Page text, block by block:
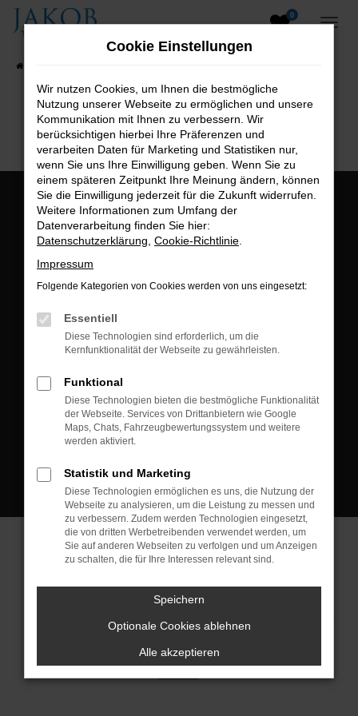
Zum
0
B2B-Shop
Öffnungszeiten:
Montag bis Freitag:
Postadresse:
Kontakt:
Tel.: +49 3745 760 90 20
Fax: +49 3745 760 90 21
Mail: fj@jakob-trading.com
Cookie Einstellungen
© 2026 Jakob Trading GmbH | Neustädter Straße 1 | DE-08223
Neustadt/Vogtland | fj@jakob-trading.com | Webdesign by audaris.de
Cookie Einstellungen
Wir nutzen Cookies, um Ihnen die bestmögliche
Nutzung unserer Webseite zu ermöglichen und unsere
Kommunikation mit Ihnen zu verbessern. Wir
berücksichtigen hierbei Ihre Präferenzen und
verarbeiten Daten für Marketing und Statistiken nur,
wenn Sie uns Ihre Einwilligung geben. Wenn Sie zu
einem späteren Zeitpunkt Ihre Meinung ändern, können
Sie die Einwilligung jederzeit für die Zukunft widerrufen.
Weitere Informationen zum Umfang der
Datenverarbeitung finden Sie hier:
Datenschutzerklärung Cookie-Richtlinie
Impressum
Folgende Kategorien von Cookies werden von uns eingesetzt:
Essentiell
Diese Technologien sind erforderlich, um die
Kernfunktionalität der Webseite zu gewährleisten.
Funktional
Diese Technologien bieten die bestmögliche Funktionalität
der Webseite. Services von Drittanbietern wie Google
Maps, Chats, Fahrzeugbewertungssystem und weitere
werden aktiviert.
Statistik und Marketing
Diese Technologien ermöglichen es uns, die Nutzung der
Webseite zu analysieren, um die Leistung zu messen und
zu verbessern. Zudem werden Technologien eingesetzt,
die von dritten Werbetreibenden verwendet werden, um
Sie auf anderen Webseiten zu verfolgen und um Anzeigen
zu schalten, die für Ihre Interessen relevant sind.
Speichern
Optionale Cookies ablehnen
Alle akzeptieren